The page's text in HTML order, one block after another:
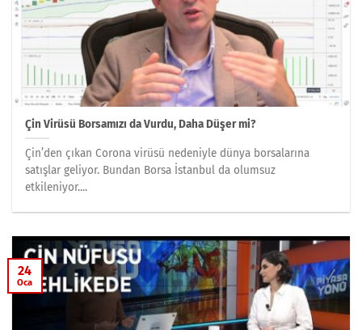
Çin Virüsü Borsamızı da Vurdu, Daha Düşer mi?
Çin’den çıkan Corona virüsü nedeniyle dünya borsalarına
satışlar geliyor. Bundan Borsa İstanbul da olumsuz
etkileniyor....
24
Oca